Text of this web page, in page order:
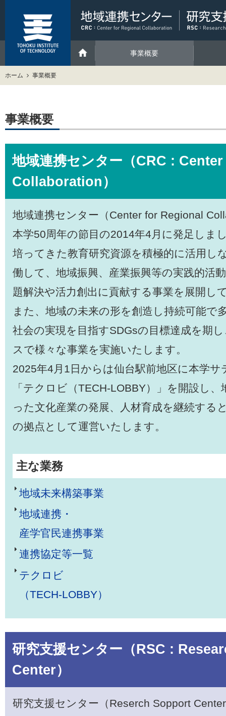
事業概要
ホーム 事業概要
事業概要
地域連携センター（CRC :
Collaboration）
地域連携センター（Center for Regional
本学50周年の節目の2014年4月に発足しま
培ってきた教育研究資源を積極的に活用し
働して、地域振興、産業振興等の実践的活
題解決や活力創出に貢献する事業を展開し
また、地域の未来の形を創造し持続可能で
社会の実現を目指すSDGsの目標達成を期
スで様々な事業を実施いたします。
2025年4月1日からは仙台駅前地区に本学
「テクロビ（TECH-LOBBY）」を開設し
った文化産業の発展、人材育成を継続する
の拠点として運営いたします。
主な業務
地域未来構築事業
地域連携・
産学官民連携事業
連携協定等一覧
テクロビ
（TECH-LOBBY）
研究支援センター（RSC :
Center）
研究支援センター（Reserch Sopport